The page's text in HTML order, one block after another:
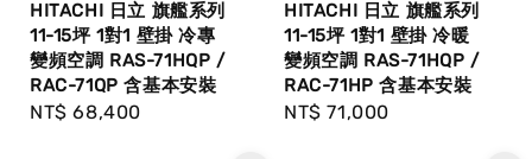
HITACHI 日立 旗艦系列
11-15坪 1對1 壁掛 冷專
變頻空調 RAS-71HQP /
RAC-71QP 含基本安裝
Regular
NT$ 68,400
HITACHI 日立 旗艦系列
11-15坪 1對1 壁掛 冷暖
變頻空調 RAS-71HQP /
RAC-71HP 含基本安裝
Regular
NT$ 71,000